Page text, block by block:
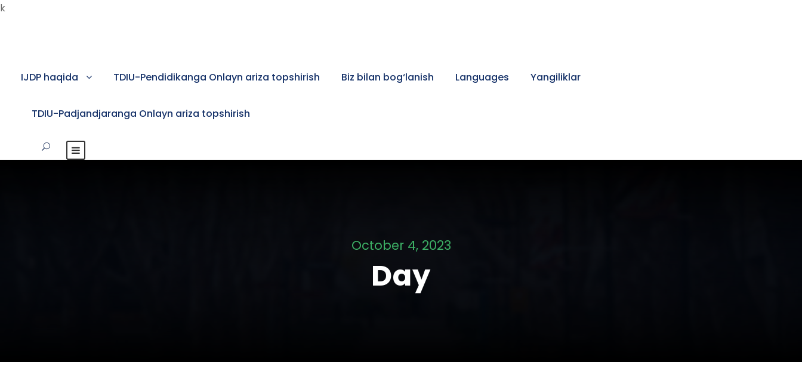
k
IJDP haqida TDIU-Pendidikanga Onlayn ariza topshirish Biz bilan bog‘lanish Languages Yangiliklar
TDIU-Padjandjaranga Onlayn ariza topshirish
October 4, 2023
Day